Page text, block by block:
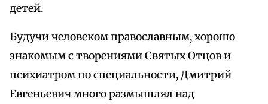
детей.
Будучи человеком православным, хорошо
знакомым с творениями Святых Отцов и
психиатром по специальности, Дмитрий
Евгеньевич много размышлял над